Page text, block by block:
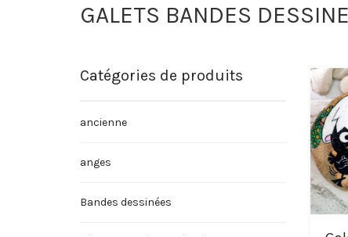
GALETS BANDES
Catégories de produits
ancienne
anges
Bandes dessinées